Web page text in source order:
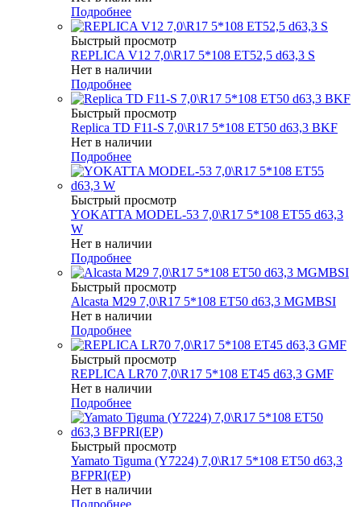
Подробнее
Быстрый просмотр
REPLICA V12 7,0\R17 5*108 ET52,5 d63,3 S
Нет в наличии
Подробнее
Быстрый просмотр
Replica TD F11-S 7,0\R17 5*108 ET50 d63,3 BKF
Нет в наличии
Подробнее
Быстрый просмотр
YOKATTA MODEL-53 7,0\R17 5*108 ET55 d63,3
W
Нет в наличии
Подробнее
Быстрый просмотр
Alcasta M29 7,0\R17 5*108 ET50 d63,3 MGMBSI
Нет в наличии
Подробнее
Быстрый просмотр
REPLICA LR70 7,0\R17 5*108 ET45 d63,3 GMF
Нет в наличии
Подробнее
Быстрый просмотр
Yamato Tiguma (Y7224) 7,0\R17 5*108 ET50 d63,3
BFPRI(EP)
Нет в наличии
Подробнее